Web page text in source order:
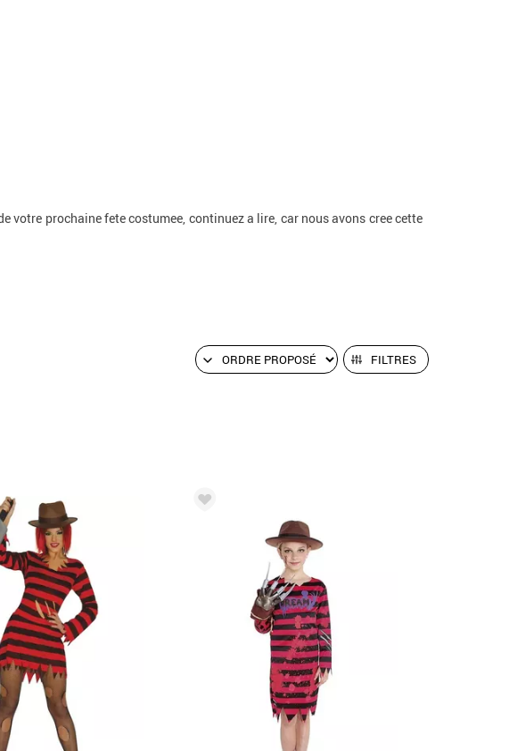
votre prochaine fete costumee, continuez a lire, car nous avons cree cette
FILTRES